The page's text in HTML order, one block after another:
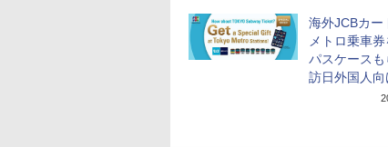
海外JCBカー
メトロ乗車
パスケースも
訪日外国人向